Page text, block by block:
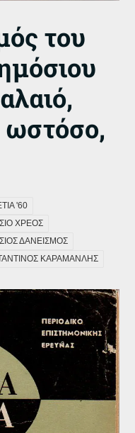
του
ωστόσο,
'60
ΧΡΕΟΣ
ΔΑΝΕΙΣΜΟΣ
ΚΑΡΑΜΑΝΛΗΣ